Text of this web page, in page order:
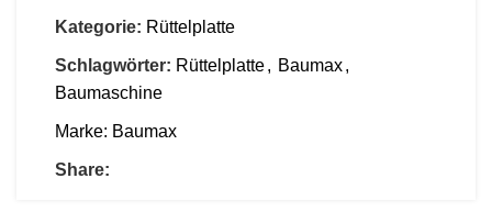
Kategorie: Rüttelplatte
Schlagwörter: Rüttelplatte, Baumax,
Baumaschine
Marke: Baumax
Share: